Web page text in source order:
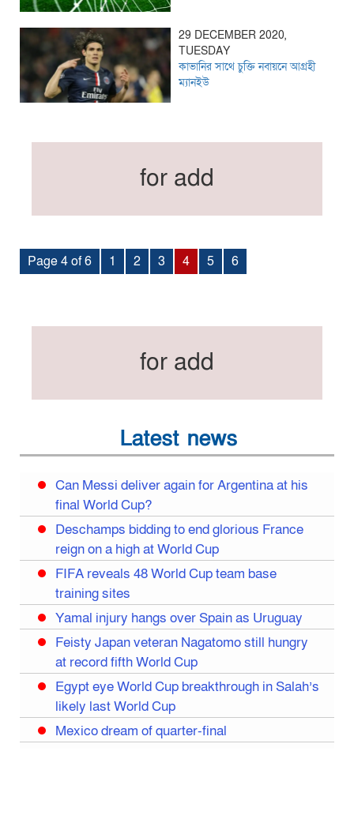
29 DECEMBER 2020,
TUESDAY
কাভানির সাথে চুক্তি নবায়নে আগ্রহী
ম্যানইউ
for add
Page 4 of 6 1 2 3 4 5 6
for add
Latest news
Can Messi deliver again for Argentina at his
final World Cup?
Deschamps bidding to end glorious France
reign on a high at World Cup
FIFA reveals 48 World Cup team base
training sites
Yamal injury hangs over Spain as Uruguay
Feisty Japan veteran Nagatomo still hungry
at record fifth World Cup
Egypt eye World Cup breakthrough in Salah’s
likely last World Cup
Mexico dream of quarter-final